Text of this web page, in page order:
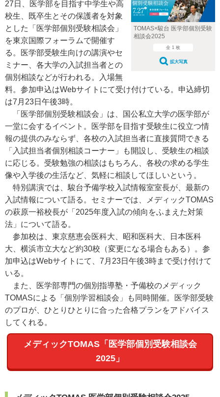
TOMAS×駿台 医学部個別受験
相談会2025
全 1 枚
拡大写真
27日、医学部を目指す中学生や高
校生、既卒生とその保護者を対象
とした「医学部個別受験相談会」
を東京国際フォーラムで開催す
る。医学部受験生向けの講演やセ
ミナー、各大学の入試担当者との
個別相談などが行われる。入場無
料。参加申込はWebサイトにて受け付けている。申込締切
は7月23日午後3時。
「医学部個別受験相談会」は、国公私立大学の医学部が
一堂に会するイベント。医学部を目指す受験生に役立つ情
報の提供のみならず、各校の入試担当者に直接質問できる
「入試担当者個別相談コーナー」も開設し、受験生の相談
に応じる。受験勉強の相談はもちろん、各校の求める学生
像や入学後の生活など、気軽に相談してほしいという。
特別講演では、駿台予備学校入試情報室室長が、最新の
入試情報について語る。セミナーでは、メディックTOMAS
の萩原一裕校長が「2025年度入試の傾向をふまえた対策
法」について語る。
参加校は、東京慈恵会医科大、昭和医科大、日本医科
大、横浜市立大など約30校（変更になる場合もある）。参
加申込はWebサイトにて、7月23日午後3時まで受け付けて
いる。
また、医学部専門の個別指導塾・予備校のメディック
TOMASによる「個別学習相談会」も同時開催。医学部受験
のプロが、ひとりひとりに合った合格プランをアドバイス
してくれる。
メディックTOMAS「医学部個別受験相談会
2025」